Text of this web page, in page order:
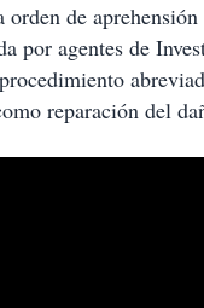
de
por agentes de
reparación del